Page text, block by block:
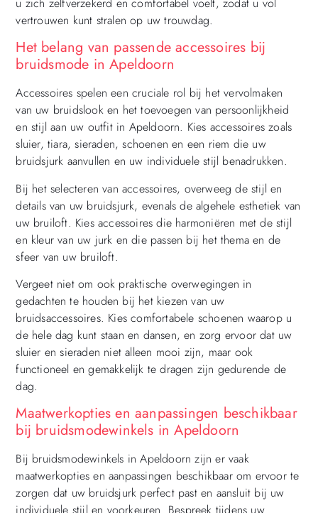
vertrouwen kunt stralen op uw trouwdag.
Het belang van passende accessoires bij
bruidsmode in Apeldoorn
Accessoires spelen een cruciale rol bij het vervolmaken
van uw bruidslook en het toevoegen van persoonlijkheid
en stijl aan uw outfit in Apeldoorn. Kies accessoires zoals
sluier, tiara, sieraden, schoenen en een riem die uw
bruidsjurk aanvullen en uw individuele stijl benadrukken.
Bij het selecteren van accessoires, overweeg de stijl en
details van uw bruidsjurk, evenals de algehele esthetiek van
uw bruiloft. Kies accessoires die harmoniëren met de stijl
en kleur van uw jurk en die passen bij het thema en de
sfeer van uw bruiloft.
Vergeet niet om ook praktische overwegingen in
gedachten te houden bij het kiezen van uw
bruidsaccessoires. Kies comfortabele schoenen waarop u
de hele dag kunt staan en dansen, en zorg ervoor dat uw
sluier en sieraden niet alleen mooi zijn, maar ook
functioneel en gemakkelijk te dragen zijn gedurende de
dag.
Maatwerkopties en aanpassingen beschikbaar
bij bruidsmodewinkels in Apeldoorn
Bij bruidsmodewinkels in Apeldoorn zijn er vaak
maatwerkopties en aanpassingen beschikbaar om ervoor te
zorgen dat uw bruidsjurk perfect past en aansluit bij uw